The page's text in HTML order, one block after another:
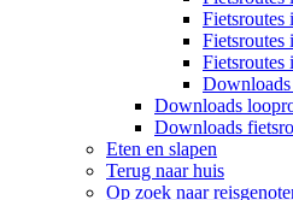
Fietsroutes
Fietsroutes
Downloads
Downloads
Eten en slapen
Terug naar huis
Op zoek naar